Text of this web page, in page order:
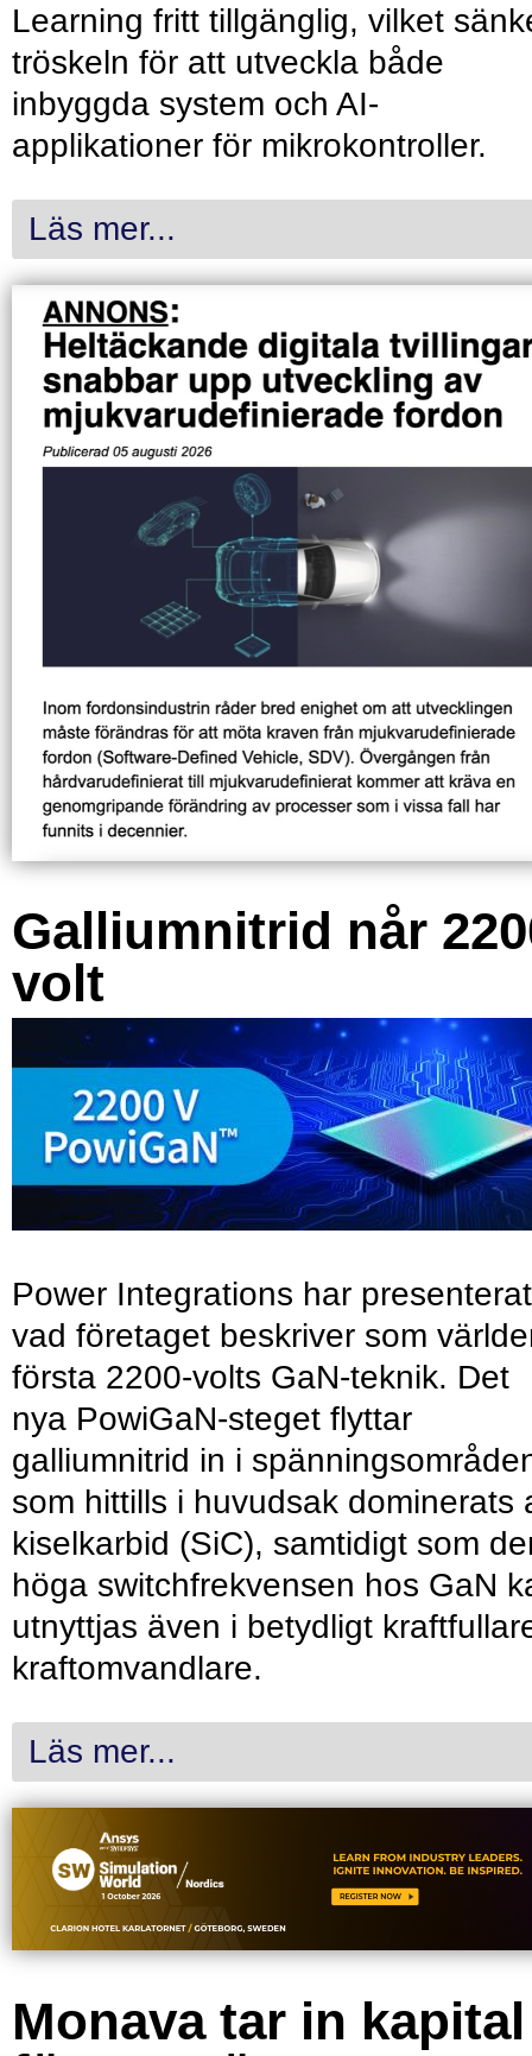
Learning fritt tillgänglig, vilket
tröskeln för att utveckla både
inbyggda system och AI-
applikationer för mikrokontroller.
Läs mer...
Galliumnitrid når
volt
Power Integrations har presenterat
vad företaget beskriver som
första 2200-volts GaN-teknik. Det
nya PowiGaN-steget flyttar
galliumnitrid in i
som hittills i huvudsak dominerats
kiselkarbid (SiC), samtidigt som
höga switchfrekvensen hos GaN
utnyttjas även i betydligt
kraftomvandlare.
Läs mer...
Monava tar in kapital